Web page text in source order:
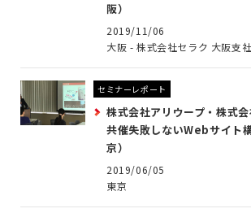
阪）
2019/11/06
大阪 - 株式会社セラク 大阪支社
セミナーレポート
株式会社アリウープ・株式
共催失敗しないWebサイト
京）
2019/06/05
東京